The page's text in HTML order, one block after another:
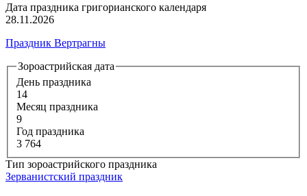
Дата праздника григорианского календаря
28.11.2026
Праздник Вертрагны
Зороастрийская дата
День праздника
14
Месяц праздника
9
Год праздника
3 764
Тип зороастрийского праздника
Зерванистский праздник